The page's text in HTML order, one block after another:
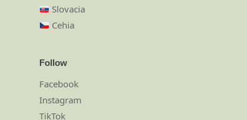
Slovacia
Cehia
Follow
Facebook
Instagram
TikTok